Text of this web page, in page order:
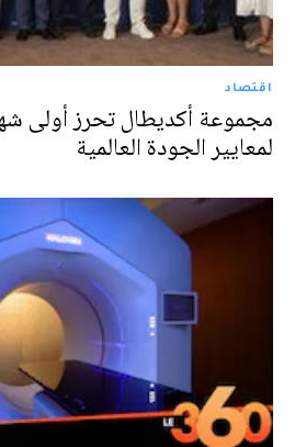
اقتصاد
مجموعة أكديطال تحرز أولى
لمعايير الجودة العالمية